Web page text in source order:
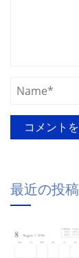
最近の投稿